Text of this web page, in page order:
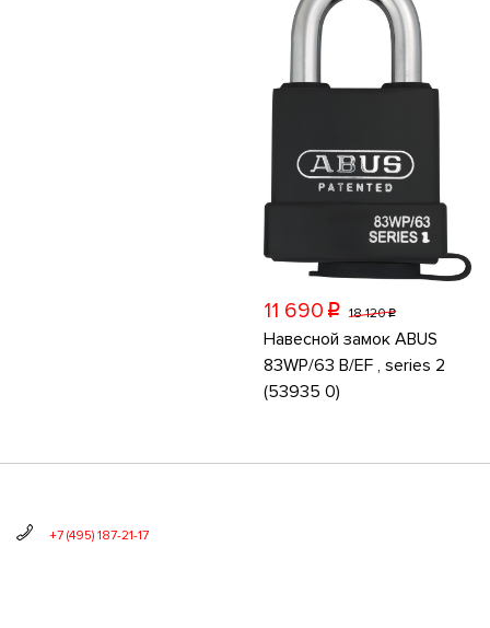
11 690 p 18 120p
Навесной замок ABUS
83WP/63 B/EF , series 2
(53935 0)
+7 (495) 187-21-17